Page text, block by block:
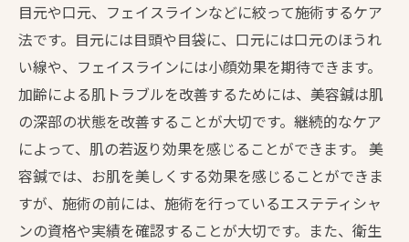
目元や口元、フェイスラインなどに絞って施術するケア
法です。目元には目頭や目袋に、口元には口元のほうれ
い線や、フェイスラインには小顔効果を期待できます。
加齢による肌トラブルを改善するためには、美容鍼は肌
の深部の状態を改善することが大切です。継続的なケア
によって、肌の若返り効果を感じることができます。 美
容鍼では、お肌を美しくする効果を感じることができま
すが、施術の前には、施術を行っているエステティシャ
ンの資格や実績を確認することが大切です。また、衛生